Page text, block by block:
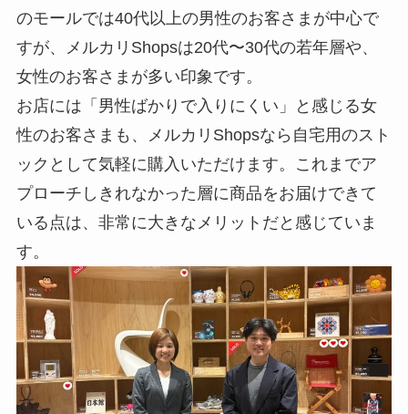
のモールでは40代以上の男性のお客さまが中心で
すが、メルカリShopsは20代〜30代の若年層や、
女性のお客さまが多い印象です。
お店には「男性ばかりで入りにくい」と感じる女
性のお客さまも、メルカリShopsなら自宅用のスト
ックとして気軽に購入いただけます。これまでア
プローチしきれなかった層に商品をお届けできて
いる点は、非常に大きなメリットだと感じていま
す。